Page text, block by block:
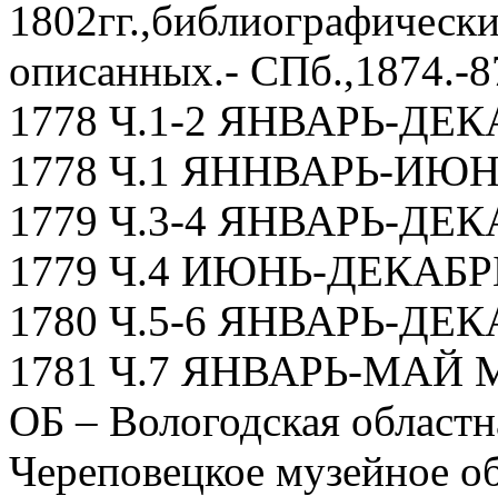
описанных.- СПб.,1874.-
1778 Ч.1-2 ЯНВАРЬ-
1778 Ч.1 ЯННВАРЬ-
1779 Ч.3-4 ЯНВАРЬ-
1779 Ч.4 ИЮНЬ-
1780 Ч.5-6 ЯНВАРЬ-
1781 Ч.7 ЯНВАРЬ-МАЙ
ОБ – Вологодская
Череповецкое музейное